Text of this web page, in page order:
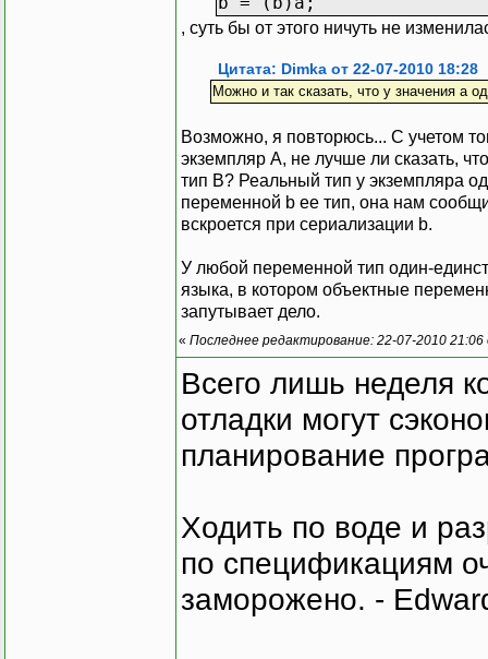
, суть бы от этого ничуть не
Цитата: Dimka от 22-07-2010 18:28
Можно и так сказать, что у значения a
Возможно, я повторюсь... С учетом
экземпляр A, не лучше ли сказать,
тип B? Реальный тип у экземпляра
переменной b ее тип, она нам
вскроется при сериализации b.
У любой переменной тип один-
языка, в котором объектные
запутывает дело.
« Последнее редактирование: 22-07-2010
Всего лишь неделя
отладки могут
планирование
Ходить по воде и
по спецификациям
заморожено. -